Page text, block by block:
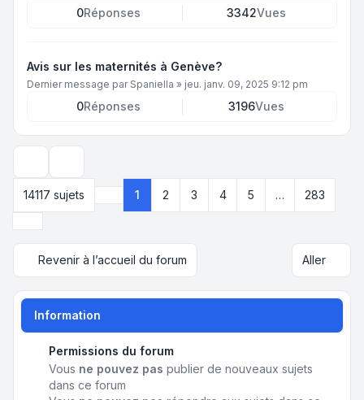
0Réponses 3342Vues
Avis sur les maternités à Genève?
Dernier message par Spaniella » jeu. janv. 09, 2025 9:12 pm
0Réponses 3196Vues
14117 sujets
Page 1 sur283
1 2 3 4 5 …
283
Revenir à l’accueil du forum Aller
Information
Permissions du forum
Vous ne pouvez pas publier de nouveaux sujets
dans ce forum